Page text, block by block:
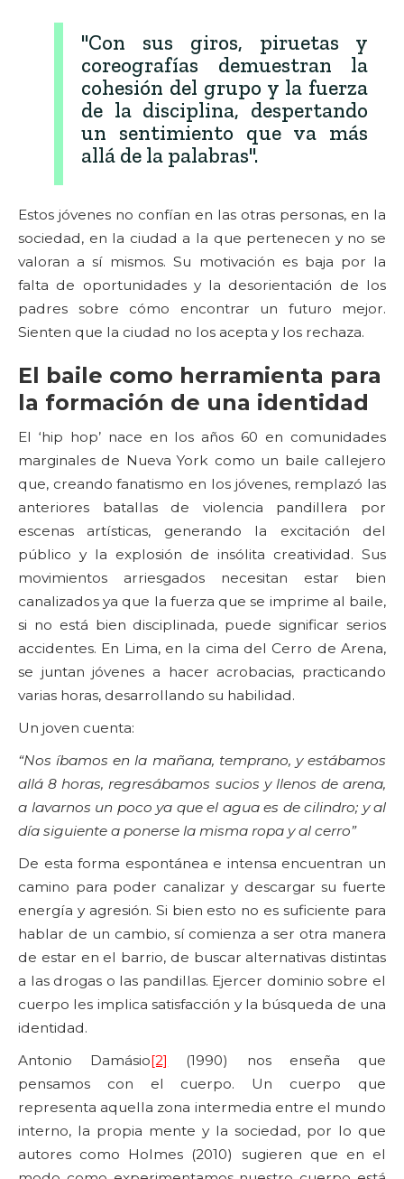
"Con sus giros, piruetas y
coreografías demuestran la
cohesión del grupo y la fuerza
de la disciplina, despertando
un sentimiento que va más
allá de la palabras".
Estos jóvenes no confían en las otras personas, en la
sociedad, en la ciudad a la que pertenecen y no se
valoran a sí mismos. Su motivación es baja por la
falta de oportunidades y la desorientación de los
padres sobre cómo encontrar un futuro mejor.
Sienten que la ciudad no los acepta y los rechaza.
El baile como herramienta para
la formación de una identidad
El ‘hip hop’ nace en los años 60 en comunidades
marginales de Nueva York como un baile callejero
que, creando fanatismo en los jóvenes, remplazó las
anteriores batallas de violencia pandillera por
escenas artísticas, generando la excitación del
público y la explosión de insólita creatividad. Sus
movimientos arriesgados necesitan estar bien
canalizados ya que la fuerza que se imprime al baile,
si no está bien disciplinada, puede significar serios
accidentes. En Lima, en la cima del Cerro de Arena,
se juntan jóvenes a hacer acrobacias, practicando
varias horas, desarrollando su habilidad.
Un joven cuenta:
“Nos íbamos en la mañana, temprano, y estábamos
allá 8 horas, regresábamos sucios y llenos de arena,
a lavarnos un poco ya que el agua es de cilindro; y al
día siguiente a ponerse la misma ropa y al cerro”
De esta forma espontánea e intensa encuentran un
camino para poder canalizar y descargar su fuerte
energía y agresión. Si bien esto no es suficiente para
hablar de un cambio, sí comienza a ser otra manera
de estar en el barrio, de buscar alternativas distintas
a las drogas o las pandillas. Ejercer dominio sobre el
cuerpo les implica satisfacción y la búsqueda de una
identidad.
Antonio Damásio[2]
(1990) nos enseña que
pensamos con el cuerpo. Un cuerpo que
representa aquella zona intermedia entre el mundo
interno, la propia mente y la sociedad, por lo que
autores como Holmes (2010) sugieren que en el